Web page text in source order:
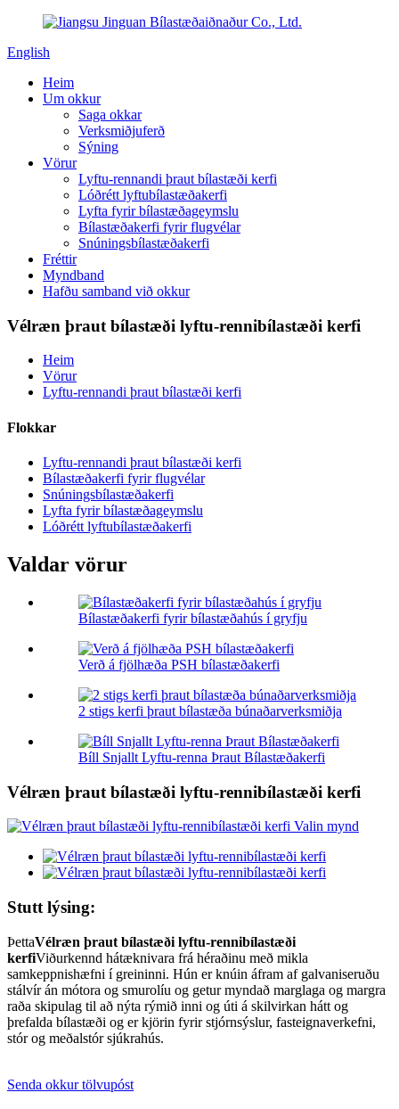
English
Heim
Um okkur
Saga okkar
Verksmiðjuferð
Sýning
Vörur
Lyftu-rennandi þraut bílastæði kerfi
Lóðrétt lyftubílastæðakerfi
Lyfta fyrir bílastæðageymslu
Bílastæðakerfi fyrir flugvélar
Snúningsbílastæðakerfi
Fréttir
Myndband
Hafðu samband við okkur
Vélræn þraut bílastæði lyftu-rennibílastæði kerfi
Heim
Vörur
Lyftu-rennandi þraut bílastæði kerfi
Flokkar
Lyftu-rennandi þraut bílastæði kerfi
Bílastæðakerfi fyrir flugvélar
Snúningsbílastæðakerfi
Lyfta fyrir bílastæðageymslu
Lóðrétt lyftubílastæðakerfi
Valdar vörur
Bílastæðakerfi fyrir bílastæðahús í gryfju
Verð á fjölhæða PSH bílastæðakerfi
2 stigs kerfi þraut bílastæða búnaðarverksmiðja
Bíll Snjallt Lyftu-renna Þraut Bílastæðakerfi
Vélræn þraut bílastæði lyftu-rennibílastæði kerfi
Stutt lýsing:
ÞettaVélræn þraut bílastæði lyftu-rennibílastæði
kerfiViðurkennd hátæknivara frá héraðinu með mikla
samkeppnishæfni í greininni. Hún er knúin áfram af galvaniseruðu
stálvír án mótora og smurolíu og getur myndað marglaga og margra
raða skipulag til að nýta rýmið inni og úti á skilvirkan hátt og
þrefalda bílastæði og er kjörin fyrir stjórnsýslur, fasteignaverkefni,
stór og meðalstór sjúkrahús.
Senda okkur tölvupóst